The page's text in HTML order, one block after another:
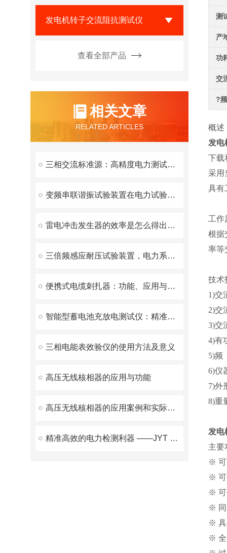
发电机转子交流阻抗测试仪
查看全部产品
相关文章
RELATED ARTICLES
三相交流标准源：高精度电力测试的核心利器
变频串联谐振试验装置在电力试验中有什么优势呢？
雷电冲击发生器的效率是怎么得出的？
三倍频感应耐压试验装置，电力系统测试的重要工具
便携式电缆刺扎器：功能、应用与优势
智能型蓄电池充放电测试仪：精准检测与高效维护的革新工具
三相电能表效验仪的使用方法及意义
高压无线核相器的应用与功能
高压无线核相器的应用案例和实际效果
精准高效的电力检测利器 ——JYT 变压器变比测试仪优势解析
测
产
功
交
?
概述
发电
下载
采用
具有
工作
根据
率等
技术
1)
2)
3)交
4)有
5)
6)仪
7)外
8)重
发电
主要
※ 可
※ 可
※ 可
※ 同
※ 具
※ 全